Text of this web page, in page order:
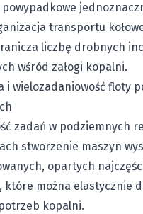
transportu
liczbę drobnych
wśród załogi kopalni.
i wielozadaniowość floty
zadań w podziemnych
stworzenie maszyn
opartych
które można elastycznie
kopalni.